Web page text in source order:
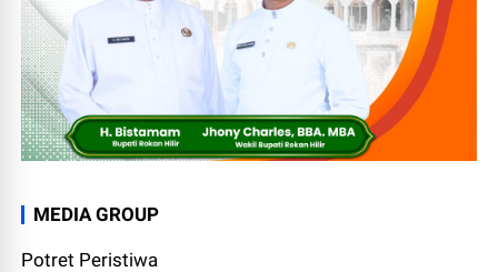
MEDIA GROUP
Potret Peristiwa